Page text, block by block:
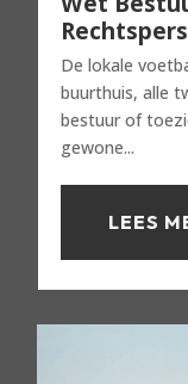
De lokale
buurthuis, alle
bestuur of
gewone...
LEES